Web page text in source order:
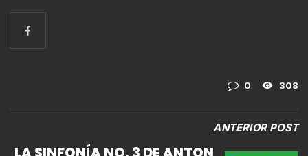
0 308
ANTERIOR POST